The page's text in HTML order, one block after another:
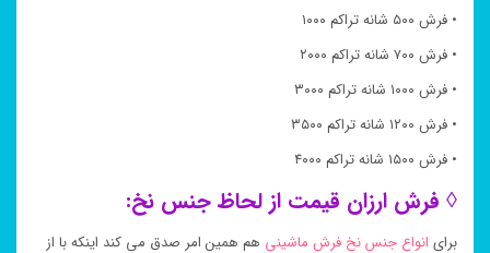
• فرش ۵۰۰ شانه تراکم ۱۰۰۰
• فرش ۷۰۰ شانه تراکم ۲۰۰۰
• فرش ۱۰۰۰ شانه تراکم ۳۰۰۰
• فرش ۱۲۰۰ شانه تراکم ۳۵۰۰
• فرش ۱۵۰۰ شانه تراکم ۴۰۰۰
◊ فرش ارزان قیمت از لحاظ جنس نخ:
برای انواع جنس نخ فرش ماشینی هم همین امر صدق می کند اینکه با از